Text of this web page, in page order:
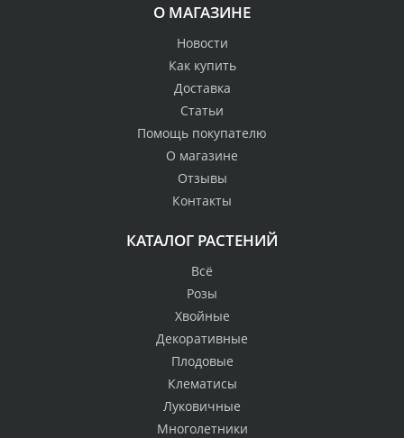
О МАГАЗИНЕ
Новости
Как купить
Доставка
Статьи
Помощь покупателю
О магазине
Отзывы
Контакты
КАТАЛОГ РАСТЕНИЙ
Всё
Розы
Хвойные
Декоративные
Плодовые
Клематисы
Луковичные
Многолетники